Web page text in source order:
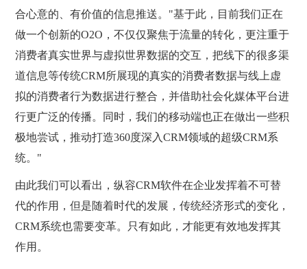
合心意的、有价值的信息推送。"基于此，目前我们正在
做一个创新的O2O，不仅仅聚焦于流量的转化，更注重于
消费者真实世界与虚拟世界数据的交互，把线下的很多渠
道信息等传统CRM所展现的真实的消费者数据与线上虚
拟的消费者行为数据进行整合，并借助社会化媒体平台进
行更广泛的传播。同时，我们的移动端也正在做出一些积
极地尝试，推动打造360度深入CRM领域的超级CRM系
统。"
由此我们可以看出，纵容CRM软件在企业发挥着不可替
代的作用，但是随着时代的发展，传统经济形式的变化，
CRM系统也需要变革。只有如此，才能更有效地发挥其
作用。